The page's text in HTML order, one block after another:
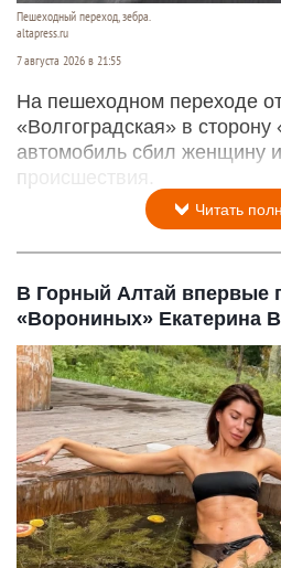
Пешеходный переход, зебра.
altapress.ru
7 августа 2026 в 21:55
На пешеходном переходе
«Волгоградская» в сторону
автомобиль сбил женщину
происшествия.
Читать
В Горный Алтай впервые
«Ворониных» Екатерина